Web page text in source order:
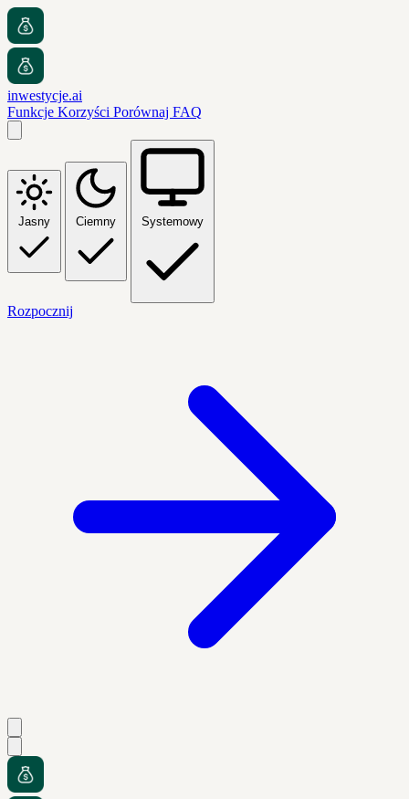
inwestycje.ai
Funkcje Korzyści Porównaj FAQ
Jasny Ciemny Systemowy
Rozpocznij